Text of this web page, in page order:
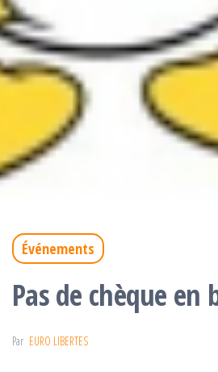
Événements
Pas de chèque
Par EURO LIBERTES